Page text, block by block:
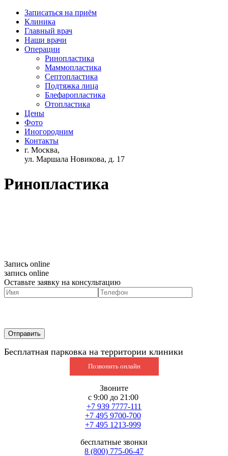
Записаться на приём
Клиника
Главный врач
Наши врачи
Операции
Ринопластика
Маммопластика
Септопластика
Подтяжка лица
Блефаропластика
Отопластика
Цены
Фото
Иногородним
Контакты
г. Москва,
ул. Маршала Новикова, д. 17
Ринопластика
Запись online
запись online
Оставьте заявку на консультацию
Бесплатная парковка на территории клиники
Позвонить онлайн
Звоните
с 9:00 до 21:00
+7 939 7777-111
+7 495 9700-700
+7 495 1213-999
бесплатные звонки
8 (800) 775-06-47